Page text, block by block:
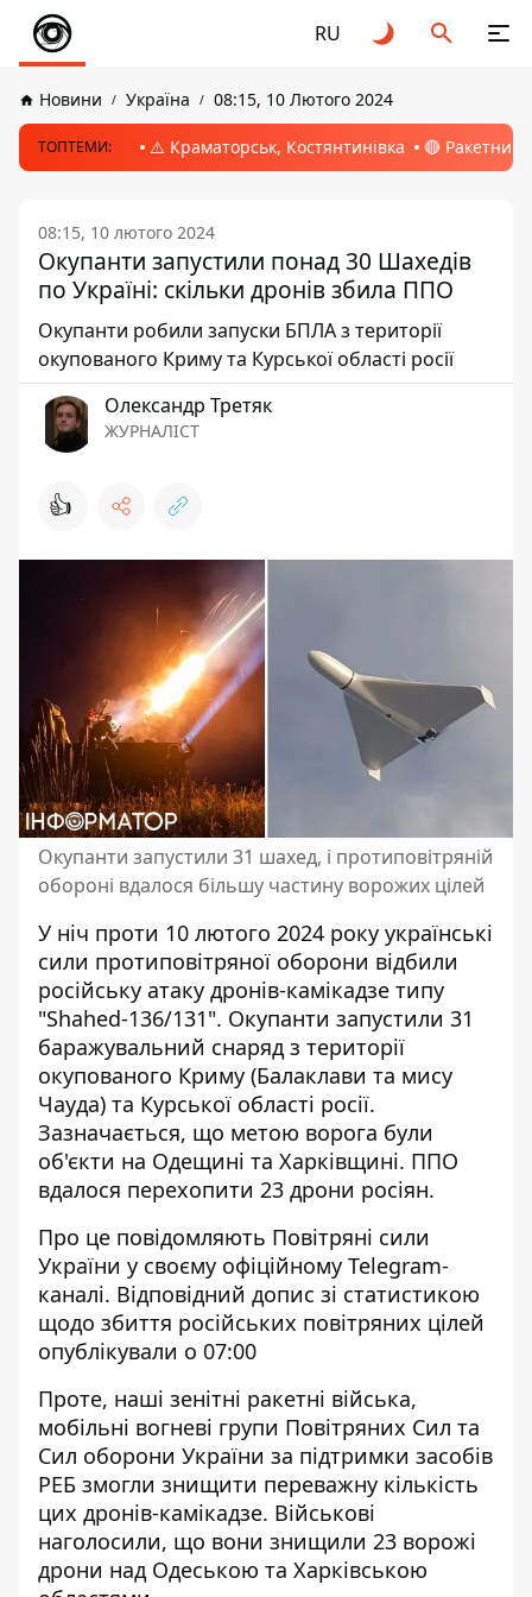
RU
Новини Україна 08:15, 10 Лютого 2024
ТОПТЕМИ: ⚠️ Краматорськ, Костянтинівка 🔴 Ракетний
08:15, 10 лютого 2024
Окупанти запустили понад 30 Шахедів
по Україні: скільки дронів збила ППО
Окупанти робили запуски БПЛА з території
окупованого Криму та Курської області росії
Олександр Третяк
ЖУРНАЛІСТ
👍
Окупанти запустили 31 шахед, і протиповітряній
обороні вдалося більшу частину ворожих цілей
У ніч проти 10 лютого 2024 року українські
сили протиповітряної оборони відбили
російську атаку дронів-камікадзе типу
"Shahed-136/131". Окупанти запустили 31
баражувальний снаряд з території
окупованого Криму (Балаклави та мису
Чауда) та Курської області росії.
Зазначається, що метою ворога були
об'єкти на Одещині та Харківщині. ППО
вдалося перехопити 23 дрони росіян.
Про це повідомляють Повітряні сили
України у своєму офіційному Telegram-
каналі. Відповідний допис зі статистикою
щодо збиття російських повітряних цілей
опублікували о 07:00
Проте, наші зенітні ракетні війська,
мобільні вогневі групи Повітряних Сил та
Сил оборони України за підтримки засобів
РЕБ змогли знищити переважну кількість
цих дронів-камікадзе. Військові
наголосили, що вони знищили 23 ворожі
дрони над Одеською та Харківською